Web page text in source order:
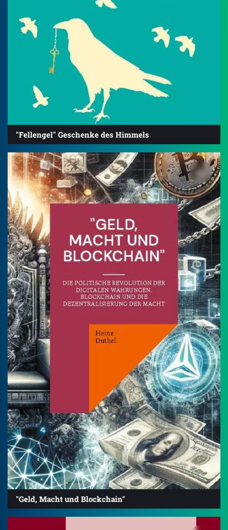
"Fellengel" Geschenke des Himmels
"Geld, Macht und Blockchain"